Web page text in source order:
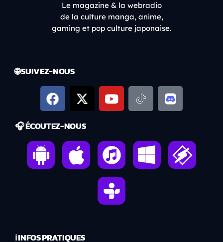
Le magazine & la webradio
de la culture manga, anime,
gaming et pop culture japonaise.
🌐 SUIVEZ-NOUS
🎧 ÉCOUTEZ-NOUS
ℹ️ INFOS PRATIQUES